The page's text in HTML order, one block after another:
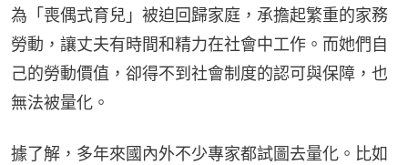
為「喪偶式育兒」被迫回歸家庭，承擔起繁重的家務
勞動，讓丈夫有時間和精力在社會中工作。而她們自
己的勞動價值，卻得不到社會制度的認可與保障，也
無法被量化。
據了解，多年來國內外不少專家都試圖去量化。比如